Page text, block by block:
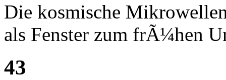
Die kosmische
als Fenster zum frÃ¼hen
43